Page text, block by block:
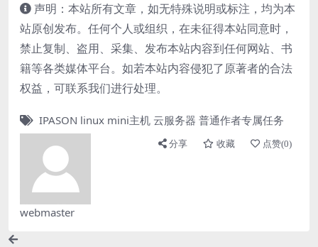
声明：本站所有文章，如无特殊说明或标注，均为本
站原创发布。任何个人或组织，在未征得本站同意时，
禁止复制、盗用、采集、发布本站内容到任何网站、书
籍等各类媒体平台。如若本站内容侵犯了原著者的合法
权益，可联系我们进行处理。
IPASON linux mini主机 云服务器 普通作者专属任务
webmaster
分享 收藏 点赞(0)